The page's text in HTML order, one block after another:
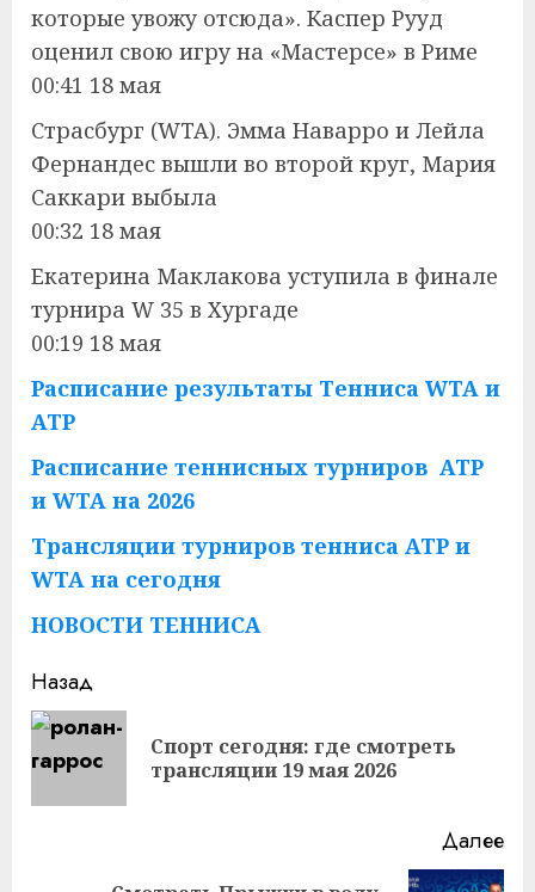
которые увожу отсюда». Каспер Рууд
оценил свою игру на «Мастерсе» в Риме
00:41 18 мая
Страсбург (WTA). Эмма Наварро и Лейла
Фернандес вышли во второй круг, Мария
Саккари выбыла
00:32 18 мая
Екатерина Маклакова уступила в финале
турнира W 35 в Хургаде
00:19 18 мая
Расписание результаты Тенниса WTA и
ATP
Расписание теннисных турниров ATP
и WTA на 2026
Трансляции турниров тенниса ATP и
WTA на сегодня
НОВОСТИ ТЕННИСА
Продолжить
чтение
Назад
Спорт сегодня: где смотреть
трансляции 19 мая 2026
Далее